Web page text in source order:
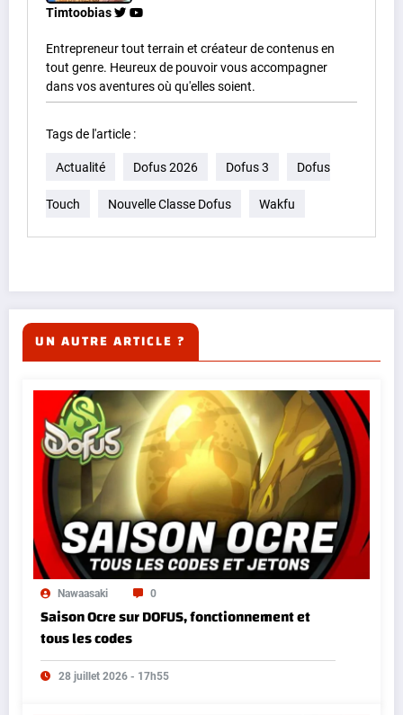
Timtoobias
Entrepreneur tout terrain et créateur de contenus en
tout genre. Heureux de pouvoir vous accompagner
dans vos aventures où qu'elles soient.
Tags de l'article :
Actualité Dofus 2026 Dofus 3 Dofus
Touch Nouvelle Classe Dofus Wakfu
UN AUTRE ARTICLE ?
Nawaasaki 0
Saison Ocre sur DOFUS, fonctionnement et
tous les codes
28 juillet 2026 - 17h55